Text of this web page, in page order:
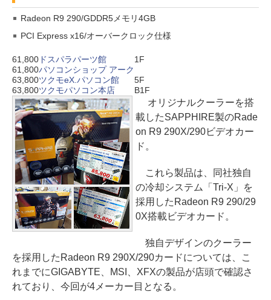
Radeon R9 290/GDDR5メモリ4GB
PCI Express x16/オーバークロック仕様
61,800 ドスパラパーツ館
1F
61,800パソコンショップ アーク
63,800ツクモeX.パソコン館
5F
63,800ツクモパソコン本店 B1F
オリジナルクーラーを搭
載したSAPPHIRE製のRade
on R9 290X/290ビデオカー
ド。
これら製品は、同社独自
の冷却システム「Tri-X」を
採用したRadeon R9 290/29
0X搭載ビデオカード。
独自デザインのクーラー
を採用したRadeon R9 290X/290カードについては、こ
れまでにGIGABYTE、MSI、XFXの製品が店頭で確認さ
れており、今回が4メーカー目となる。